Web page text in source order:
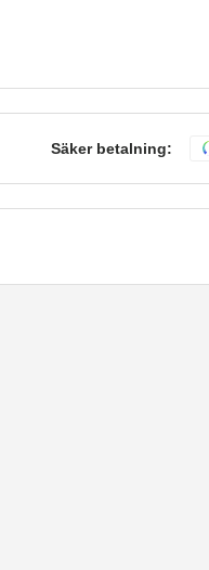
Säker betalning: